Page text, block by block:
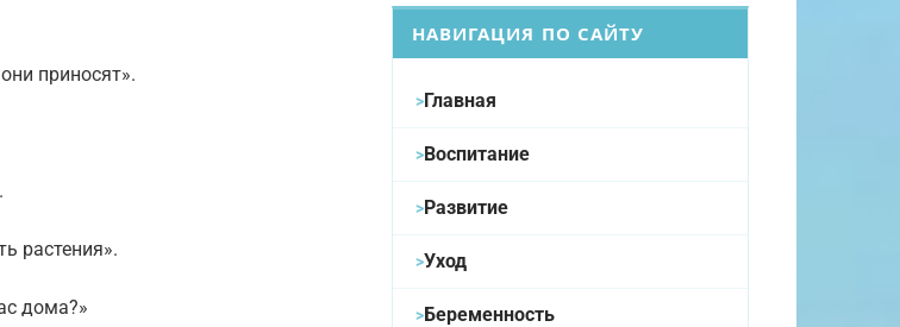
приносят».
.
растения».
дома?»
НАВИГАЦИЯ ПО САЙТУ
Главная
Воспитание
Развитие
Уход
Беременность